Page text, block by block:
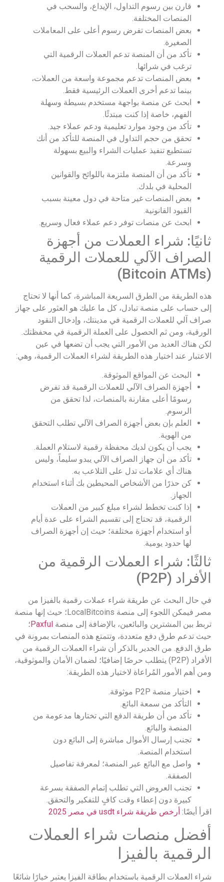
قارن بين رسوم التداول، الإيداع، والسحب في
المنصات المختلفة.
بعض المنصات تفرض رسوم أعلى على المعاملات
الصغيرة.
تأكد من أن المنصة تدعم العملات الرقمية التي
ترغب في شرائها.
بعض المنصات تدعم مجموعة واسعة من العملات،
بينما تدعم أخرى العملات الرئيسية فقط.
ابحث عن منصة بواجهة مستخدم بسيطة وسهلة
الفهم، خاصة إذا كنت مبتدئًا.
تأكد من وجود موارد تعليمية ودعم عملاء جيد.
تحقق من حجم التداول في المنصة للتأكد من أنك
تستطيع تنفيذ عمليات الشراء والبيع بسهولة
وسرعة.
تأكد من أن المنصة ملتزمة باللوائح والقوانين
المحلية في بلدك.
بعض المنصات غير متاحة في دول معينة بسبب
القيود القانونية.
ابحث عن منصات توفر دعم عملاء فعال وسريع.
ثانيًا: شراء العملات من أجهزة
الصراف الآلي للعملات الرقمية
(Bitcoin ATMs)
هذه الطريقة من الطرق السريعة المباشرة، كما أنها لا تحتاج
إلى حساب على منصة تبادل، كل ما عليك هو العثور على جهاز
صراف آلي للعملات الرقمية في مدينتك، وإدخال النقود
الورقية، ومن ثم الحصول على العملة الرقمية في محفظتك.
لكن هناك العديد من الأمور التي يجب أن تضعها في عين
الاعتبار عند اختيار هذه الطريقة لشراء العملات الرقمية، وهي:
البحث عن المواقع الموثوقة.
أجهزة الصراف الآلي للعملات الرقمية قد تفرض
رسومًا أعلى مقارنة بالمنصات، لذا تحقق من
الرسوم.
العلم بإن بعض أجهزة الصراف الآلي تطلب التحقق
من الهوية.
يجب أن يكون لديك محفظة رقمية لاستلام العملة.
تأكد من أن جهاز الصراف الآلي يبدو سليماً، وليس
هناك أي علامات تدل على التلاعب به.
كن حذرًا من الأشخاص المحيطين بك أثناء استخدام
الجهاز.
إذا كنت تخطط لشراء مبلغ كبير من العملات
الرقمية، قد تحتاج إلى تقسيم الشراء على عدة أيام
أو استخدام أجهزة مختلفة؛ حيث إن أجهزة الصراف
لها حدود يومية.
ثالثًا: شراء العملات الرقمية من
الأفراد (P2P)
في حال البحث عن طريقة شراء عملات رقمية بالفيزا من
مصر فيمكن اللجوء إلى منصة LocalBitcoins؛ حيث إنها منصة
تربط بين المشترين والبائعين، بالإضافة إلى منصة Paxful ؛
حيث تدعم طرق دفع متعددة، وتتمتع هذه المنصات بمرونة في
طرق الدفع. من الجدير بالذكر أن شراء العملات الرقمية من
الأفراد (P2P) يتطلب حرصًا إضافيًا؛ لضمان الأمان والموثوقية،
ومن أهم الأمور المُراعاة لاختيار هذه الطريقة:
اختيار منصة P2P موثوقة.
التأكد من سمعة البائع.
تأكد من أن طريقة الدفع التي تختارها مدعومة من
المنصة والبائع.
تجنب إرسال الأموال مباشرة إلى البائع دون
استخدام المنصة.
واصل مع البائع عبر المنصة؛ لمعرفة تفاصيل
الصفقة.
تجنب العروض التي تطلب إتمام الصفقة بسرعة
كبيرة دون إعطاء وقت كافٍ للتفكير والتحقق.
اقرأ أيضًا: أرخص طريقة شراء usdt في مصر 2025
أفضل منصات شراء العملات
الرقمية بالفيزا
شراء العملات الرقمية باستخدام بطاقة الفيزا يعتبر خيارًا شائعًا